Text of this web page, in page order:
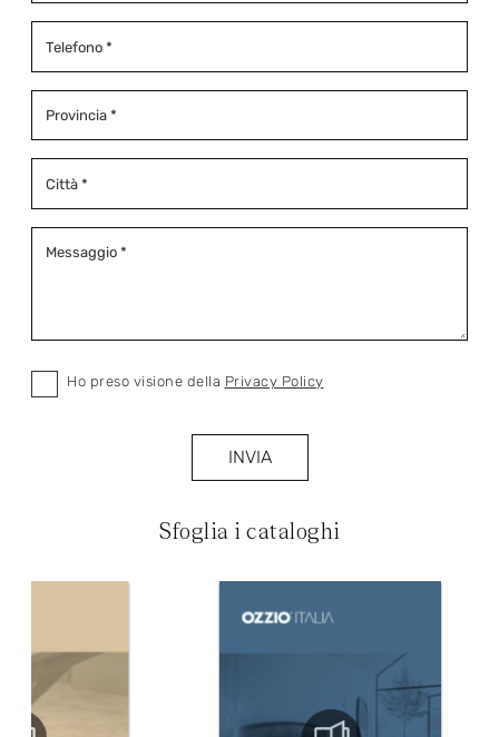
Sfoglia i cataloghi
Ho preso visione della Privacy Policy
INVIA